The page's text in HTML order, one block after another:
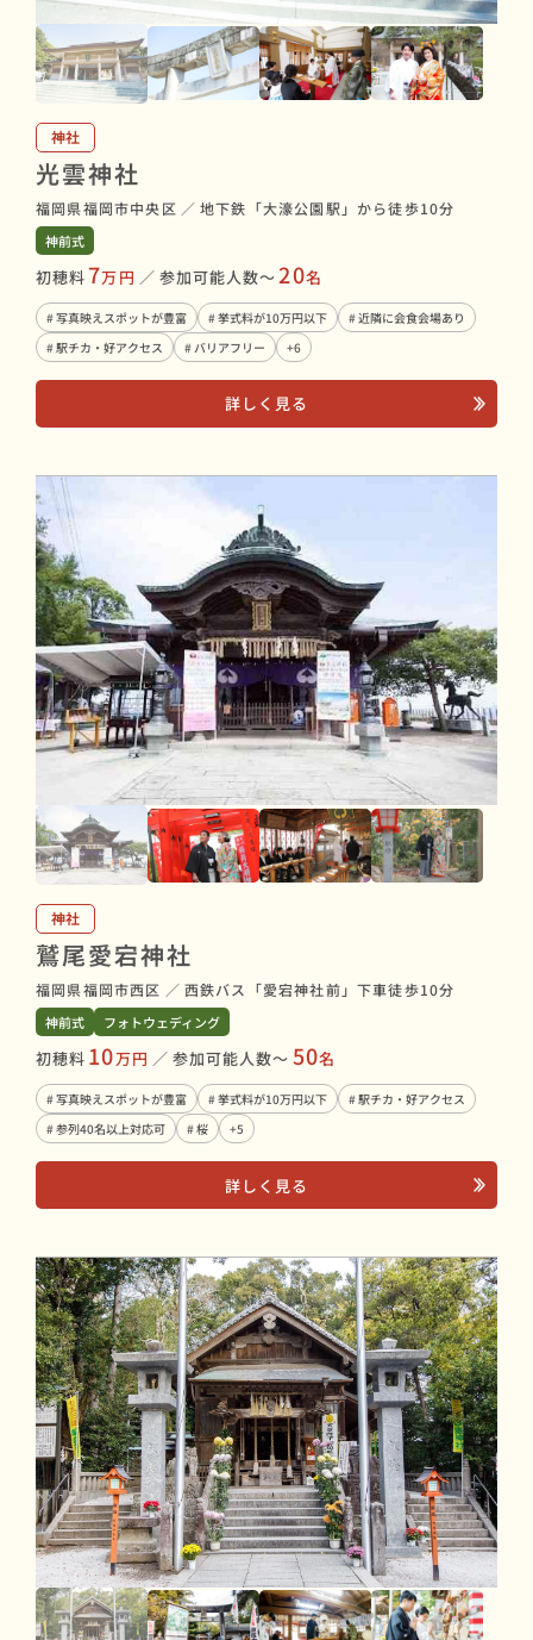
神社
光雲神社
福岡県福岡市中央区 ／ 地下鉄「大濠公園駅」から徒歩10分
神前式
初穂料 7万円 ／ 参加可能人数〜 20名
# 写真映えスポットが豊富 # 挙式料が10万円以下
# 近隣に会食会場あり
# 駅チカ・好アクセス
# バリアフリー +6
詳しく見る
神社
鷲尾愛宕神社
福岡県福岡市西区 ／ 西鉄バス「愛宕神社前」下車徒歩10分
神前式 フォトウェディング
初穂料 10万円 ／ 参加可能人数〜 50名
# 写真映えスポットが豊富 # 挙式料が10万円以下
# 駅チカ・好アクセス
# 参列40名以上対応可
# 桜 +5
詳しく見る